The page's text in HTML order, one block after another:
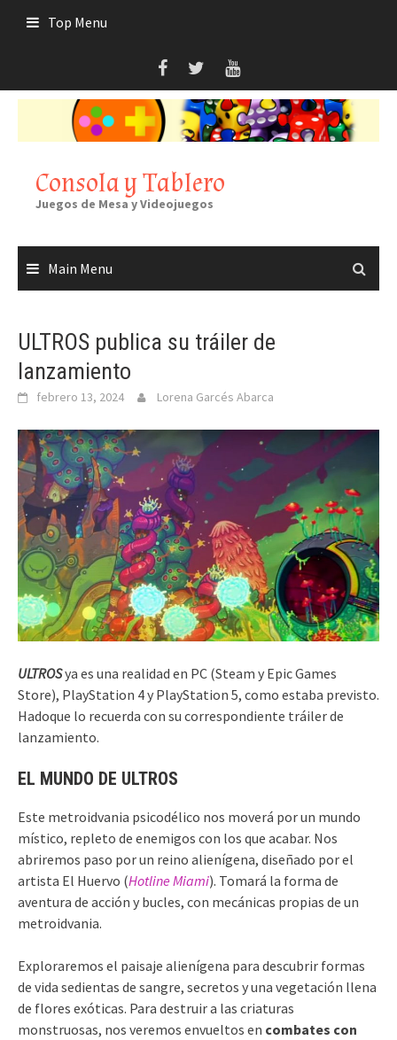
Top Menu
Consola y Tablero
Juegos de Mesa y Videojuegos
Main Menu
ULTROS publica su tráiler de
lanzamiento
febrero 13, 2024 Lorena Garcés Abarca
ULTROSya es una realidad en PC (Steam y Epic Games
Store), PlayStation 4 y PlayStation 5, como estaba previsto.
Hadoque lo recuerda con su correspondiente tráiler de
lanzamiento.
EL MUNDO DE ULTROS
Este metroidvania psicodélico nos moverá por un mundo
místico, repleto de enemigos con los que acabar. Nos
abriremos paso por un reino alienígena, diseñado por el
artista El Huervo (Hotline Miami). Tomará la forma de
aventura de acción y bucles, con mecánicas propias de un
metroidvania.
Exploraremos el paisaje alienígena para descubrir formas
de vida sedientas de sangre, secretos y una vegetación llena
de flores exóticas. Para destruir a las criaturas
monstruosas, nos veremos envueltos en combates con